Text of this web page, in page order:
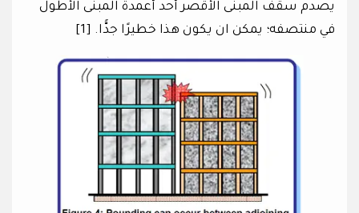
يصدم سقف المبنى الأقصر أحد أعمدة المبنى الأطول
في منتصفه؛ يمكن ان يكون هذا خطيرًا جدًّا. [1]